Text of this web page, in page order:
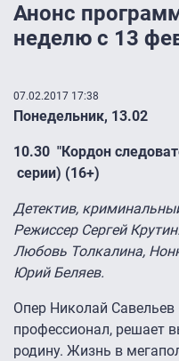
Анонс
неделю с 13
07.02.2017 17:38
Понедельник, 13.02
10.30 "Кордон
серии) (16+)
Детектив,
Режиссер Сергей
Любовь Толкалина,
Юрий Беляев.
Опер Николай
профессионал, решает
родину. Жизнь в